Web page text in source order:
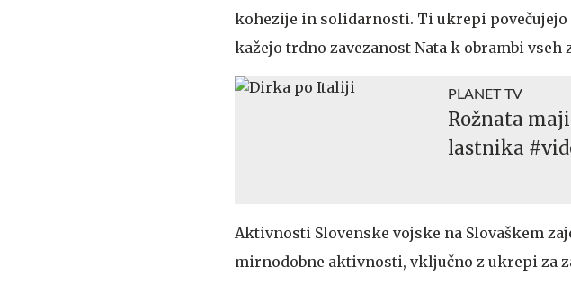
kohezije in solidarnosti. Ti ukrepi
kažejo trdno zavezanost Nata k obrambi
PLANET TV
Rožnata
lastnika
Aktivnosti Slovenske vojske na Slovaškem
mirnodobne aktivnosti, vključno z ukrepi za